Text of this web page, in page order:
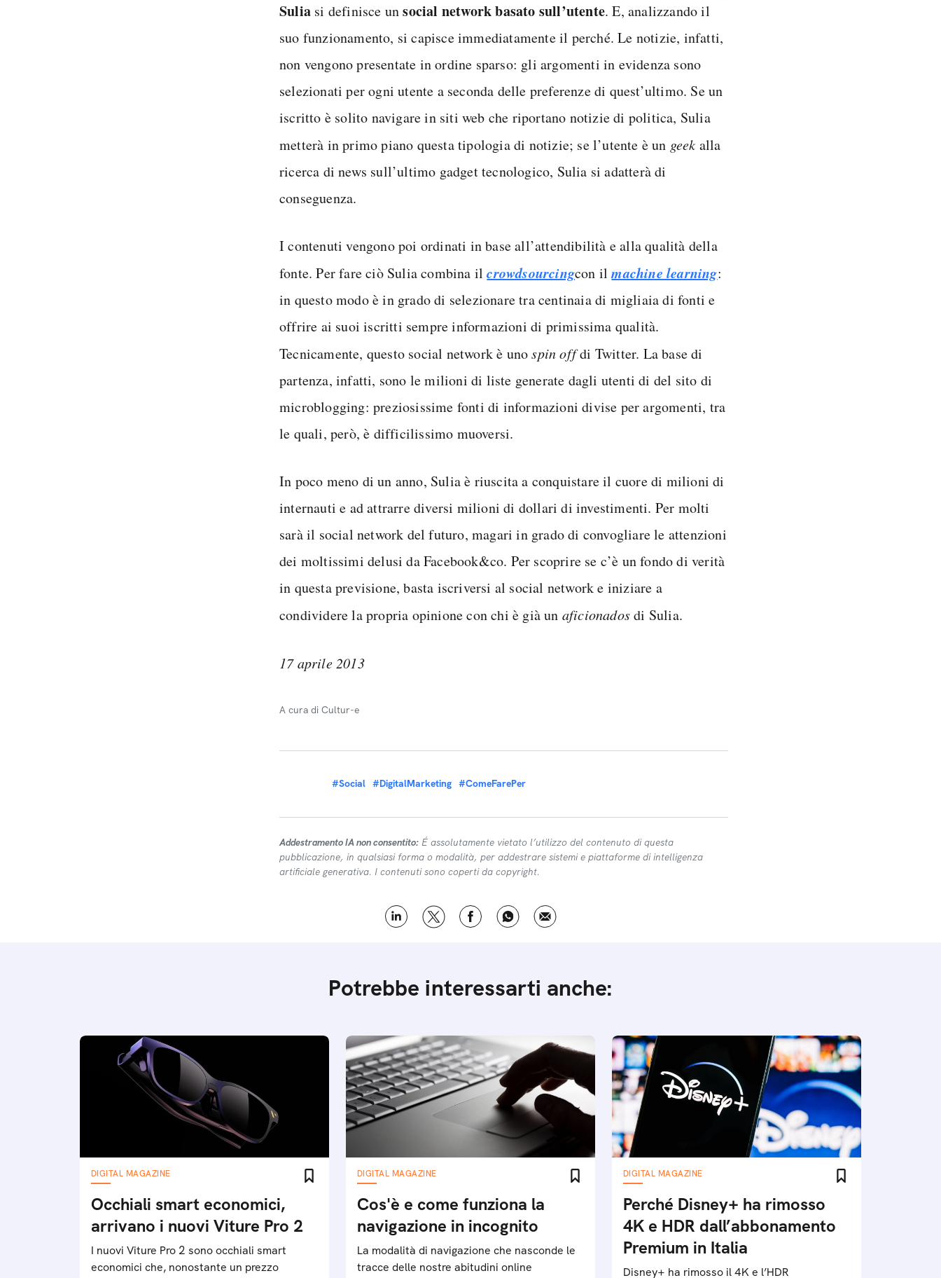
Sulia si definisce unsocial network basato sull’utente. E, analizzando il
suo funzionamento, si capisce immediatamente il perché. Le notizie, infatti,
non vengono presentate in ordine sparso: gli argomenti in evidenza sono
selezionati per ogni utente a seconda delle preferenze di quest’ultimo. Se un
iscritto è solito navigare in siti web che riportano notizie di politica, Sulia
metterà in primo piano questa tipologia di notizie; se l’utente è un geek alla
ricerca di news sull’ultimo gadget tecnologico, Sulia si adatterà di
conseguenza.
I contenuti vengono poi ordinati in base all’attendibilità e alla qualità della
fonte. Per fare ciò Sulia combina ilcrowdsourcingcon ilmachine learning:
in questo modo è in grado di selezionare tra centinaia di migliaia di fonti e
offrire ai suoi iscritti sempre informazioni di primissima qualità.
Tecnicamente, questo social network è unospin offdi Twitter. La base di
partenza, infatti, sono le milioni di liste generate dagli utenti di del sito di
microblogging: preziosissime fonti di informazioni divise per argomenti, tra
le quali, però, è difficilissimo muoversi.
In poco meno di un anno, Sulia è riuscita a conquistare il cuore di milioni di
internauti e ad attrarre diversi milioni di dollari di investimenti. Per molti
sarà il social network del futuro, magari in grado di convogliare le attenzioni
dei moltissimi delusi da Facebook&co. Per scoprire se c’è un fondo di verità
in questa previsione, basta iscriversi al social network e iniziare a
condividere la propria opinione con chi è già un aficionadosdi Sulia.
17 aprile 2013
A cura di Cultur-e
#Social #DigitalMarketing #ComeFarePer
Addestramento IA non consentito: É assolutamente vietato l’utilizzo del contenuto di questa
pubblicazione, in qualsiasi forma o modalità, per addestrare sistemi e piattaforme di intelligenza
artificiale generativa. I contenuti sono coperti da copyright.
Potrebbe interessarti anche:
DIGITAL MAGAZINE
Occhiali smart economici,
arrivano i nuovi Viture Pro 2
I nuovi Viture Pro 2 sono occhiali smart
economici che, nonostante un prezzo
DIGITAL MAGAZINE
Cos'è e come funziona la
navigazione in incognito
La modalità di navigazione che nasconde le
tracce delle nostre abitudini online
DIGITAL MAGAZINE
Perché Disney+ ha rimosso
4K e HDR dall’abbonamento
Premium in Italia
Disney+ ha rimosso il 4K e l’HDR